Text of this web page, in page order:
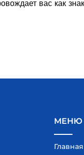
вас как
МЕНЮ
Главная